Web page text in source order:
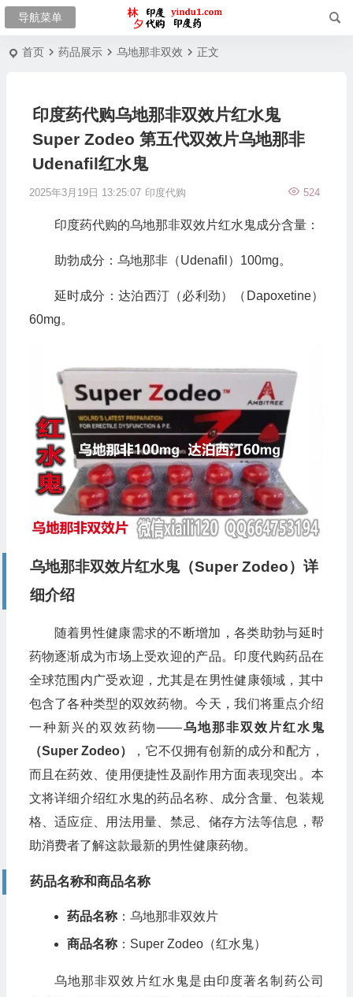
首页 药品展示 乌地那非双效 正文
印度药代购乌地那非双效片红水鬼
Super Zodeo 第五代双效片乌地那非
Udenafil红水鬼
2025年3月19日 13:25:07 印度代购 524
印度药代购的乌地那非双效片红水鬼成分含量：
助勃成分：乌地那非（Udenafil）100mg。
延时成分：达泊西汀（必利劲）（Dapoxetine）
60mg。
乌地那非双效片红水鬼（Super Zodeo）详
细介绍
随着男性健康需求的不断增加，各类助勃与延时
药物逐渐成为市场上受欢迎的产品。印度代购药品在
全球范围内广受欢迎，尤其是在男性健康领域，其中
包含了各种类型的双效药物。今天，我们将重点介绍
一种新兴的双效药物——乌地那非双效片红水鬼
（Super Zodeo）
，它不仅拥有创新的成分和配方，
而且在药效、使用便捷性及副作用方面表现突出。本
文将详细介绍红水鬼的药品名称、成分含量、包装规
格、适应症、用法用量、禁忌、储存方法等信息，帮
助消费者了解这款最新的男性健康药物。
药品名称和商品名称
药品名称：乌地那非双效片
商品名称：Super Zodeo（红水鬼）
乌地那非双效片红水鬼是由印度著名制药公司